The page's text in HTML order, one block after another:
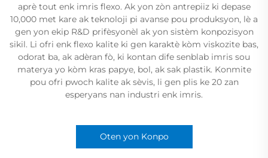
aprè tout enk imris flexo. Ak yon zòn antrepiiz ki depase
10,000 met kare ak teknoloji pi avanse pou produksyon, lè a
gen yon ekip R&D prifèsyonèl ak yon sistèm konpozisyon
sikil. Li ofri enk flexo kalite ki gen karaktè kòm viskozite bas,
odorat ba, ak adèran fò, ki kontan dife senblab imris sou
materya yo kòm kras papye, bol, ak sak plastik. Konmite
pou ofri pwoch kalite ak sèvis, li gen plis ke 20 zan
esperyans nan industri enk imris.
Oten yon Konpo